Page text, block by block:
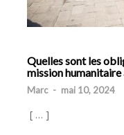
Quelles sont les
mission humanitaire
Marc - mai 10, 2024
[ … ]